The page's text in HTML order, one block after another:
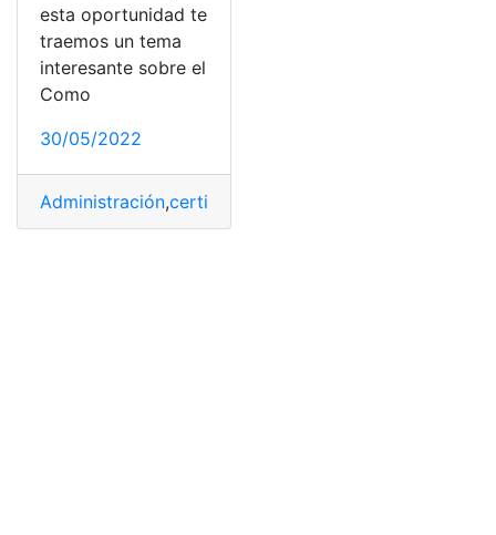
esta oportunidad te
traemos un tema
interesante sobre el
Como
30/05/2022
Administración,certificado